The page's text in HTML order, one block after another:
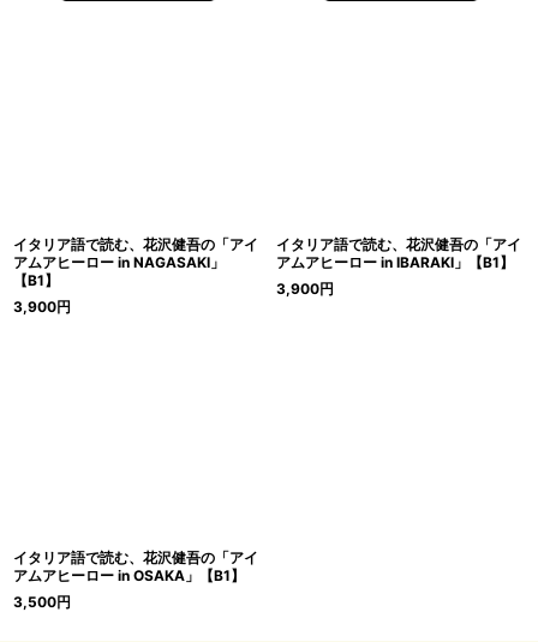
イタリア語で読む、花沢健吾の「アイ
アムアヒーロー in NAGASAKI」
【B1】
3,900円
イタリア語で読む、花沢健吾の「アイ
アムアヒーロー in IBARAKI」【B1】
3,900円
イタリア語で読む、花沢健吾の「アイ
アムアヒーロー in OSAKA」【B1】
3,500円